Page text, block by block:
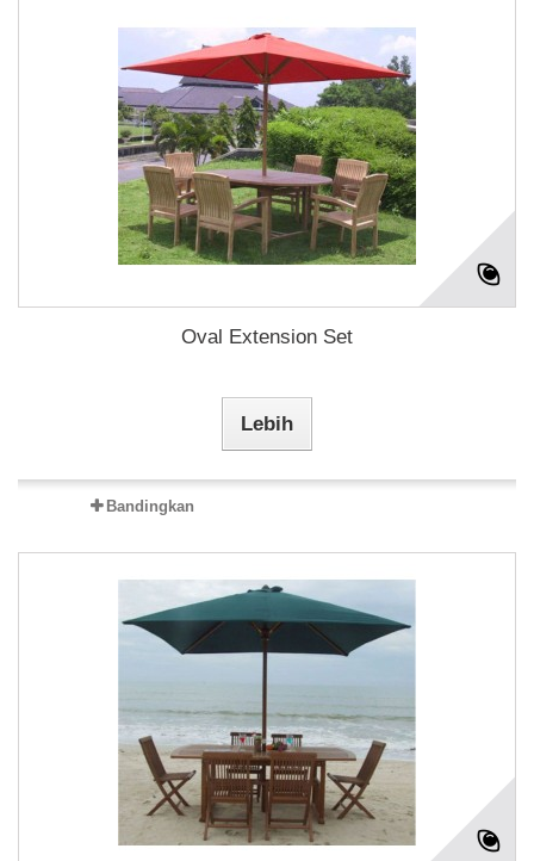
Oval Extension Set
Lebih
Bandingkan